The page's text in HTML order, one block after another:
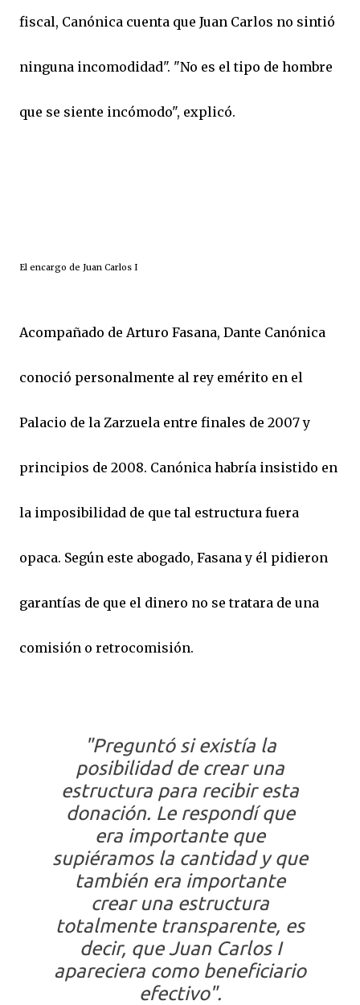
fiscal, Canónica cuenta que Juan Carlos no sintió
ninguna incomodidad". "No es el tipo de hombre
que se siente incómodo", explicó.
El encargo de Juan Carlos I
Acompañado de Arturo Fasana, Dante Canónica
conoció personalmente al rey emérito en el
Palacio de la Zarzuela entre finales de 2007 y
principios de 2008. Canónica habría insistido en
la imposibilidad de que tal estructura fuera
opaca. Según este abogado, Fasana y él pidieron
garantías de que el dinero no se tratara de una
comisión o retrocomisión.
"Preguntó si existía la
posibilidad de crear una
estructura para recibir esta
donación. Le respondí que
era importante que
supiéramos la cantidad y que
también era importante
crear una estructura
totalmente transparente, es
decir, que Juan Carlos I
apareciera como beneficiario
efectivo".